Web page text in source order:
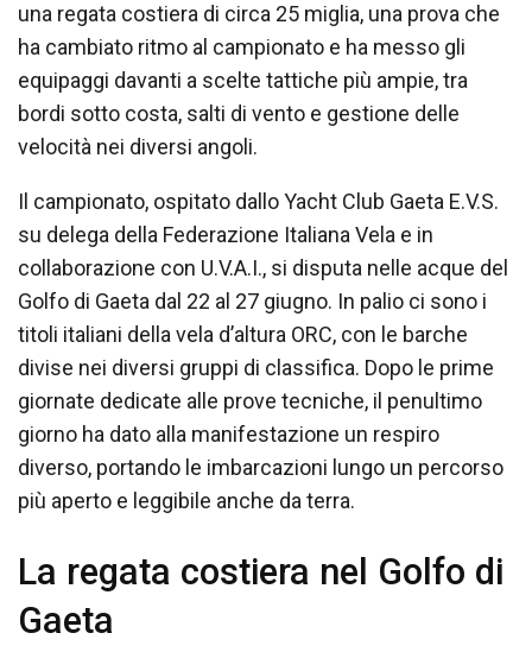
una regata costiera di circa 25 miglia, una prova che
ha cambiato ritmo al campionato e ha messo gli
equipaggi davanti a scelte tattiche più ampie, tra
bordi sotto costa, salti di vento e gestione delle
velocità nei diversi angoli.
Il campionato, ospitato dallo Yacht Club Gaeta E.V.S.
su delega della Federazione Italiana Vela e in
collaborazione con U.V.A.I., si disputa nelle acque del
Golfo di Gaeta dal 22 al 27 giugno. In palio ci sono i
titoli italiani della vela d’altura ORC, con le barche
divise nei diversi gruppi di classifica. Dopo le prime
giornate dedicate alle prove tecniche, il penultimo
giorno ha dato alla manifestazione un respiro
diverso, portando le imbarcazioni lungo un percorso
più aperto e leggibile anche da terra.
La regata costiera nel Golfo di
Gaeta